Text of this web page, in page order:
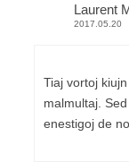
Laurent
2017.05.20
Tiaj vortoj
malmultaj.
enestigoj de